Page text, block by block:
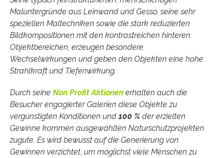
Maluntergründe aus Leinwand und Gesso, seine sehr
speziellen Maltechniken sowie die stark reduzierten
Bildkompositionen mit den kontrastreichen hinteren
Objektbereichen, erzeugen besondere
Wechselwirkungen und geben den Objekten eine hohe
Strahlkraft und Tiefenwirkung.
Durch seine Non Profit Aktionen erhalten auch die
Besucher engagierter Galerien diese Objekte zu
vergünstigten Konditionen und 100 % der erzielten
Gewinne kommen ausgewählten Naturschutzprojekten
zugute. Es wird bewusst auf die Generierung von
Gewinnen verzichtet, um möglichst viele Menschen zu